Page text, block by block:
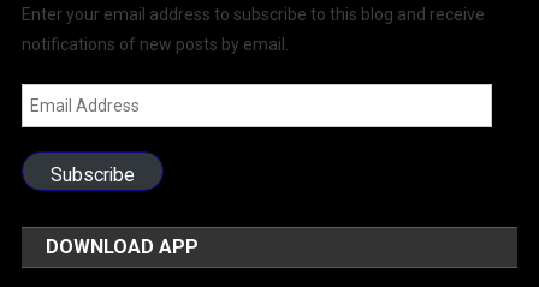
Enter your email address to subscribe to this blog and receive
notifications of new posts by email.
Email
Address
Subscribe
DOWNLOAD APP